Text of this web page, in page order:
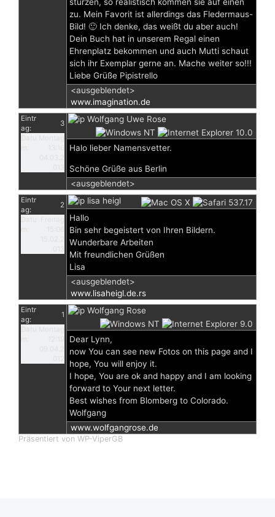
zu. Mein Favorit ist allerdings das Fledermaus-
Bild! 🙂 Ich denke, das weißt du aber auch!
Dein Buch hat in unserem Regal einen
Ehrenplatz bekommen und auch Mutti schaut
sich ihr Exemplar gerne an. Mache weiter so!!!
Liebe Grüße Pipistrello
<ausgeblendet>
www.imagination.de
Eintr
ag:
3
Wolfgang Uwe Rose
Halo lieber Namensvetter.
Schöne Grüße aus Berlin
<ausgeblendet>
Eintr
ag:
2
lisa heigl
Hallo
Bin sehr begeistert von Ihren Bildern.
Wunderbare Arbeiten
Mit freundlichen Grüßen
Lisa
<ausgeblendet>
www.lisaheigl.de.rs
Eintr
ag:
1
Wolfgang Rose
Dear Lynn,
now You can see new Fotos on this page and I
hope, You will enjoy it.
I hope, You are ok and happy and I am looking
forward to Your next letter.
Best wishes from Blomberg to Colorado.
Wolfgang
www.wolfgangrose.de
Präsentiert von WP-ViperGB